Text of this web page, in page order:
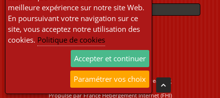
PAIEMENTS
Copyright © 2026 Location Webradio Streaming
Tous droits réservés
Propulsé parFrance Hebergement Internet (FHI)
meilleure expérience sur notre site Web.
En poursuivant votre navigation sur ce
site, vous acceptez notre utilisation des
cookies. Politique de cookies
Accepter et continuer
Paramétrer vos choix